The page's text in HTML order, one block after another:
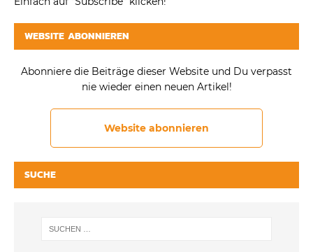
WEBSITE ABONNIEREN
Abonniere die Beiträge dieser Website und Du verpasst
nie wieder einen neuen Artikel!
Website abonnieren
SUCHE